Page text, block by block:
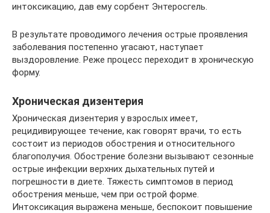
интоксикацию, дав ему сорбент Энтеросгель.
В результате проводимого лечения острые проявления
заболевания постепенно угасают, наступает
выздоровление. Реже процесс переходит в хроническую
форму.
Хроническая дизентерия
Хроническая дизентерия у взрослых имеет,
рецидивирующее течение, как говорят врачи, то есть
состоит из периодов обострения и относительного
благополучия. Обострение болезни вызывают сезонные
острые инфекции верхних дыхательных путей и
погрешности в диете. Тяжесть симптомов в период
обострения меньше, чем при острой форме.
Интоксикация выражена меньше, беспокоит повышение